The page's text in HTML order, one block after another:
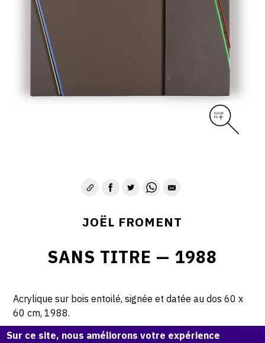
JOËL FROMENT
SANS TITRE — 1988
Acrylique sur bois entoilé, signée et datée au dos 60 x
60 cm, 1988.
Sur ce site, nous améliorons votre expérience